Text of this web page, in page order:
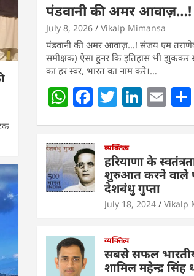
पंडवानी की अमर आवाज़…!
July 8, 2026 Vikalp Mimansa
पंडवानी की अमर आवाज़…! संजय एम
समीक्षक) ऐसा हुनर कि इतिहास भी झुककर
का हर स्वर, भारत का नाम करे।…
W
h
s
A
p
p
F
a
e
b
o
o
k
T
w
er
Li
n
e
dI
n
E
m
l
व्यक्तित्व
हरियाणा के
शुरुआत करने वाले
देशबंधु गुप्ता
July 18, 2024 Vikalp
व्यक्तित्व
सबसे सफल
शामिल महेन्द्र सिंह